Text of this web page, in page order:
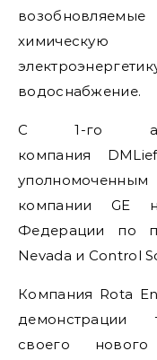
водоснабжение.
С 1-го
компания
компании GE
Федерации по
Nevada и Control
Компания Rota
демонстрации
своего